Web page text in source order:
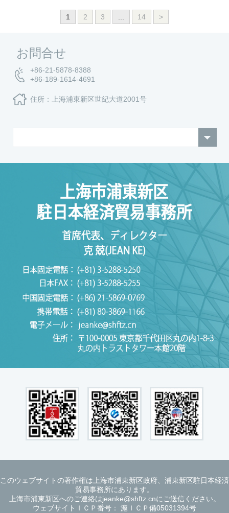
1 2 3 14 >
お問合せ
+86-21-5878-8388
+86-189-1614-4691
住所：上海浦東新区世紀大道2001号
このウェブサイトの著作権は上海市浦東新区政府、浦東新区駐日本経済
貿易事務所にあります。
上海市浦東新区へのご連絡はjeanke@shftz.cnにご送信ください。
ウェブサイトＩＣＰ番号： 滬ＩＣＰ備05031394号